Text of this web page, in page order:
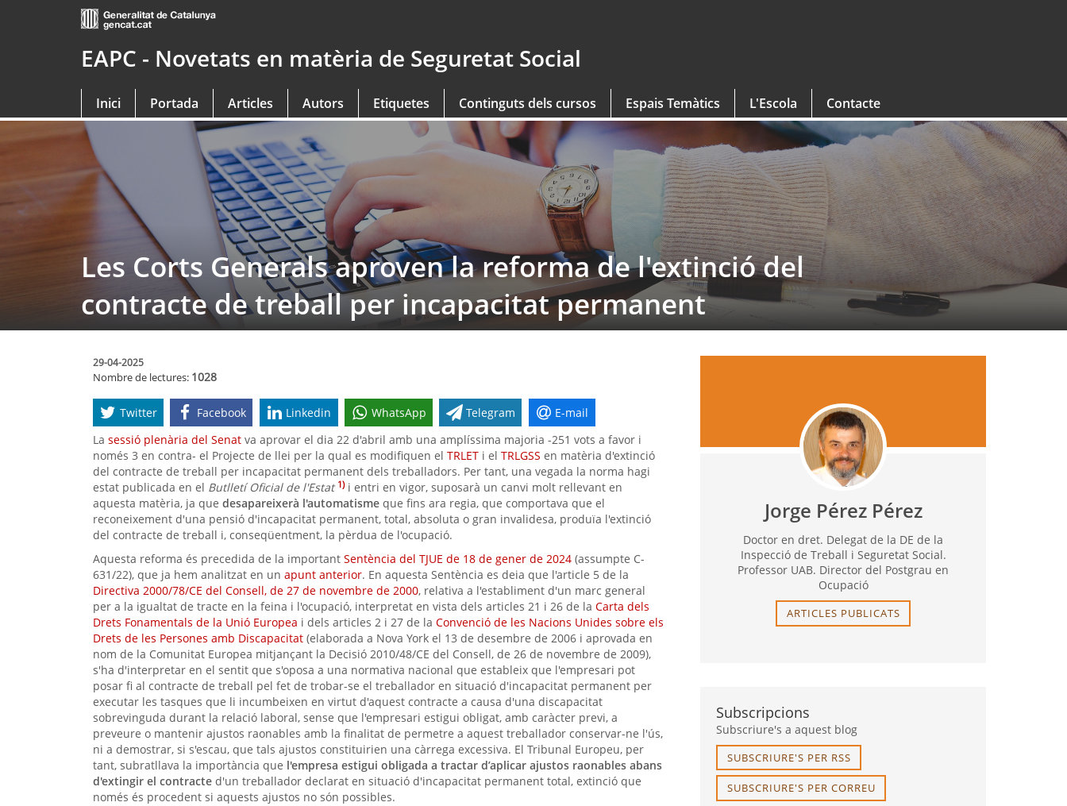
EAPC - Novetats en matèria de Seguretat Social
Inici Portada Articles Autors Etiquetes Continguts dels cursos Espais Temàtics L'Escola Contacte
Les Corts Generals aproven la reforma de l'extinció del
contracte de treball per incapacitat permanent
29-04-2025
Nombre de lectures: 1028
Twitter Facebook Linkedin WhatsApp Telegram
E-mail
La sessió plenària del Senat va aprovar el dia 22 d'abril amb una amplíssima majoria -251 vots a favor i
només 3 en contra- el Projecte de llei per la qual es modifiquen el TRLET i el TRLGSS en matèria d'extinció
del contracte de treball per incapacitat permanent dels treballadors. Per tant, una vegada la norma hagi
estat publicada en el Butlletí Oficial de l'Estat 1)i entri en vigor, suposarà un canvi molt rellevant en
aquesta matèria, ja que desapareixerà l'automatisme que fins ara regia, que comportava que el
reconeixement d'una pensió d'incapacitat permanent, total, absoluta o gran invalidesa, produïa l'extinció
del contracte de treball i, conseqüentment, la pèrdua de l'ocupació.
Aquesta reforma és precedida de la important Sentència del TJUE de 18 de gener de 2024 (assumpte C-
631/22), que ja hem analitzat en un apunt anterior. En aquesta Sentència es deia que l'article 5 de la
Directiva 2000/78/CE del Consell, de 27 de novembre de 2000, relativa a l'establiment d'un marc general
per a la igualtat de tracte en la feina i l'ocupació, interpretat en vista dels articles 21 i 26 de la Carta dels
Drets Fonamentals de la Unió Europea i dels articles 2 i 27 de la Convenció de les Nacions Unides sobre els
Drets de les Persones amb Discapacitat (elaborada a Nova York el 13 de desembre de 2006 i aprovada en
nom de la Comunitat Europea mitjançant la Decisió 2010/48/CE del Consell, de 26 de novembre de 2009),
s'ha d'interpretar en el sentit que s'oposa a una normativa nacional que estableix que l'empresari pot
posar fi al contracte de treball pel fet de trobar-se el treballador en situació d'incapacitat permanent per
executar les tasques que li incumbeixen en virtut d'aquest contracte a causa d'una discapacitat
sobrevinguda durant la relació laboral, sense que l'empresari estigui obligat, amb caràcter previ, a
preveure o mantenir ajustos raonables amb la finalitat de permetre a aquest treballador conservar-ne l'ús,
ni a demostrar, si s'escau, que tals ajustos constituirien una càrrega excessiva. El Tribunal Europeu, per
tant, subratllava la importància que l'empresa estigui obligada a tractar d’aplicar ajustos raonables abans
d'extingir el contracte d'un treballador declarat en situació d'incapacitat permanent total, extinció que
només és procedent si aquests ajustos no són possibles.
Jorge Pérez Pérez
Doctor en dret. Delegat de la DE de la
Inspecció de Treball i Seguretat Social.
Professor UAB. Director del Postgrau en
Ocupació
ARTICLES PUBLICATS
Subscripcions
Subscriure's a aquest blog
SUBSCRIURE'S PER RSS
SUBSCRIURE'S PER CORREU